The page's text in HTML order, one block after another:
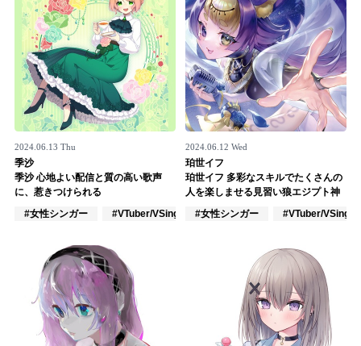
2024.06.13 Thu
季沙
季沙 心地よい配信と質の高い歌声
に、惹きつけられる
#女性シンガー
#VTuber/VSinger #アカペラ
2024.06.12 Wed
珀世イフ
珀世イフ 多彩なスキルでたくさんの
人を楽しませる見習い狼エジプト神
#女性シンガー
#VTuber/VSinger